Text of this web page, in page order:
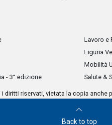
- 3° edizione
Lavoro e
Liguria
Mobilità
Salute &
i diritti riservati, vietata la copia anche
Back to top